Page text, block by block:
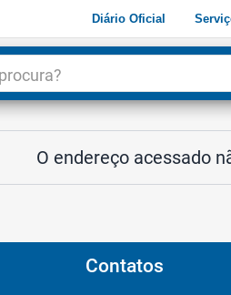
Diário Oficial
O endereço acessado
Contatos